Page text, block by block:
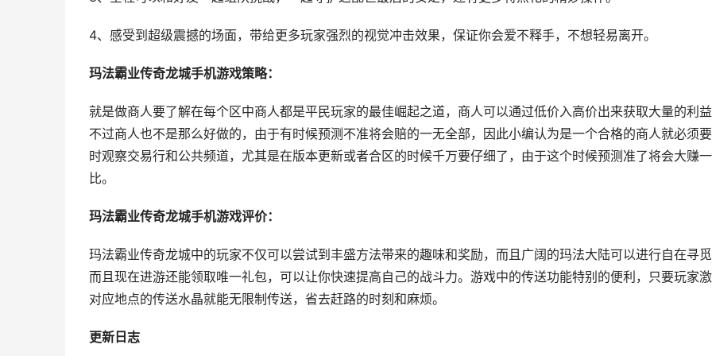
4、感受到超级震撼的场面，带给更多玩家强烈的视觉冲击效果，保证你会爱不释手，不想轻易离开。
玛法霸业传奇龙城手机游戏策略：
就是做商人要了解在每个区中商人都是平民玩家的最佳崛起之道，商人可以通过低价入高价出来获取大量的利益
不过商人也不是那么好做的，由于有时候预测不准将会赔的一无全部，因此小编认为是一个合格的商人就必须
时观察交易行和公共频道，尤其是在版本更新或者合区的时候千万要仔细了，由于这个时候预测准了将会大赚一
比。
玛法霸业传奇龙城手机游戏评价：
玛法霸业传奇龙城中的玩家不仅可以尝试到丰盛方法带来的趣味和奖励，而且广阔的玛法大陆可以进行自在寻觅
而且现在进游还能领取唯一礼包，可以让你快速提高自己的战斗力。游戏中的传送功能特别的便利，只要玩家
对应地点的传送水晶就能无限制传送，省去赶路的时刻和麻烦。
更新日志